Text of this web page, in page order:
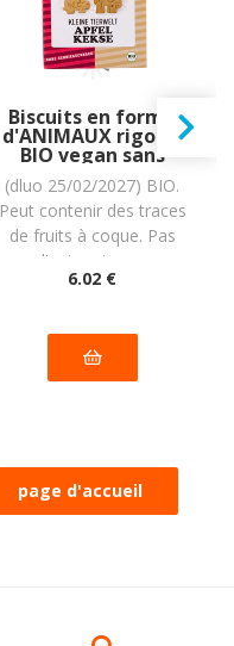
Biscuits en forme
d'ANIMAUX rigolos
BIO vegan sans
gluten sans lait
sans oeufs sans
soja sans arachide
Werz : 150
grammes
(dluo 25/02/2027) BIO.
Peut contenir des traces
de fruits à coque. Pas
d'autres traces
déclarées par le
6.02 €